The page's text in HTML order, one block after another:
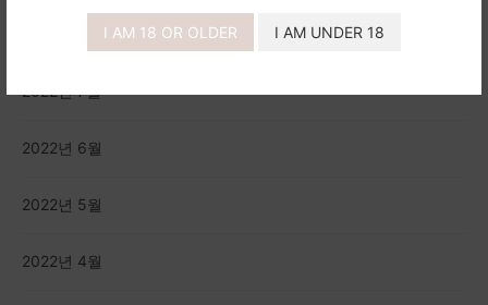
I AM 18 OR OLDER I AM UNDER 18
2022년 7월
2022년 6월
2022년 5월
2022년 4월